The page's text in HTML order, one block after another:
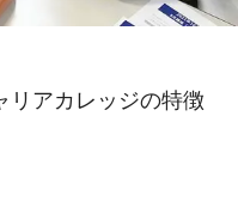
リアカレッジの特徴